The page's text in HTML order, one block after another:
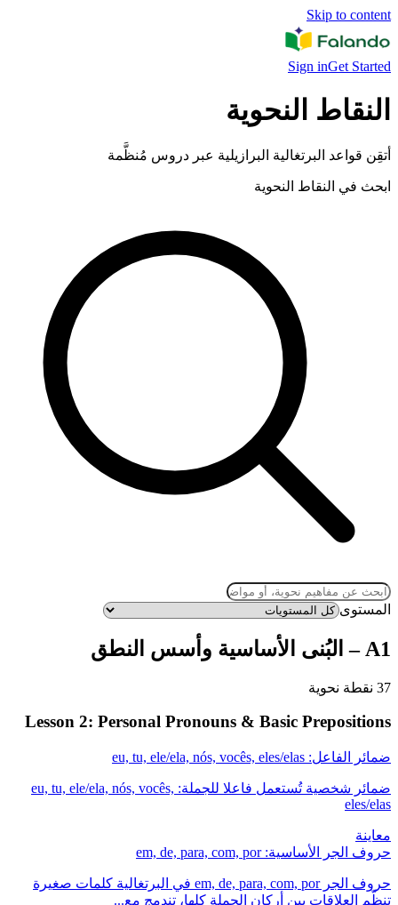
Skip to content
Sign inGet Started
النقاط النحوية
أتقِن قواعد البرتغالية البرازيلية عبر دروس مُنظَّمة
ابحث في النقاط النحوية
المستوى
A1
– البُنى الأساسية وأسس النطق
37 نقطة نحوية
Lesson 2: Personal Pronouns & Basic Prepositions
ضمائر الفاعل: eu, tu, ele/ela, nós, vocês, eles/elas
ضمائر شخصية تُستعمل فاعلا للجملة: eu, tu, ele/ela, nós, vocês,
eles/elas
معاينة
حروف الجر الأساسية: em, de, para, com, por
حروف الجر em, de, para, com, por في البرتغالية كلمات صغيرة
تنظّم العلاقات بين أركان الجملة كلها، تندمج مع...